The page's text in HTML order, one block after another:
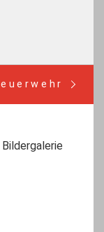
Bildergalerie